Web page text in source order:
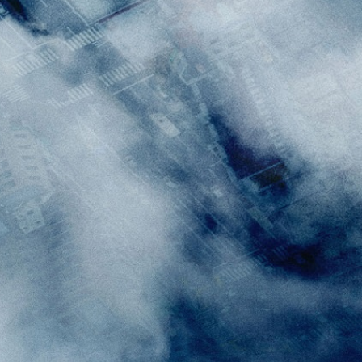
影評 | 電影感想
食記
台北美食
台中美食
宜蘭美食
苗栗美食
雲林美食
綠島美食
台南美食
高雄美食
馬祖美食
中式料理